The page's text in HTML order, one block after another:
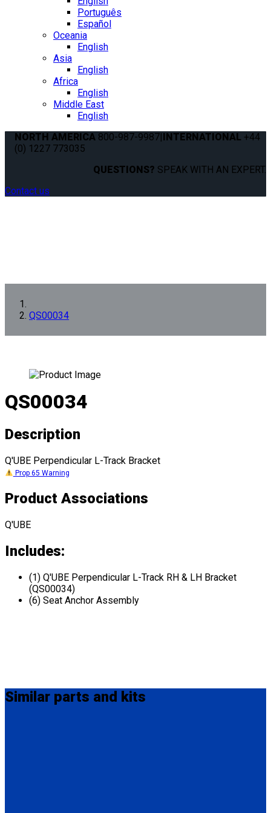
Português
Español
Oceania
English
Asia
English
Africa
English
Middle East
English
NORTH AMERICA 800-987-9987|INTERNATIONAL +44
(0) 1227 773035
QUESTIONS? SPEAK WITH AN EXPERT.
Contact us
QS00034
QS00034
Description
Q'UBE Perpendicular L-Track Bracket
Prop 65 Warning
Product Associations
Q'UBE
Includes:
(1) Q'UBE Perpendicular L-Track RH & LH Bracket
(QS00034)
(6) Seat Anchor Assembly
Similar parts and kits